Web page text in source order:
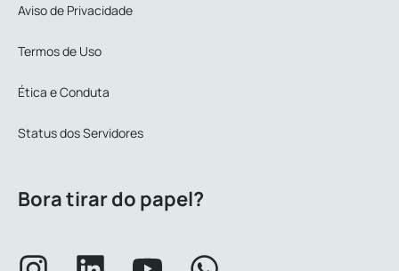
Aviso de Privacidade
Termos de Uso
Ética e Conduta
Status dos Servidores
Bora tirar do papel?